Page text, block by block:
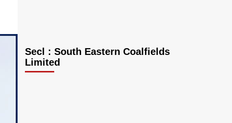
Secl : South Eastern Coalfields
Limited